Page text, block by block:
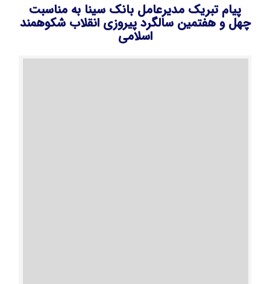
پیام تبریک مدیرعامل بانک سینا به مناسبت
چهل و هفتمین سالگرد پیروزی انقلاب شکوهمند
اسلامی